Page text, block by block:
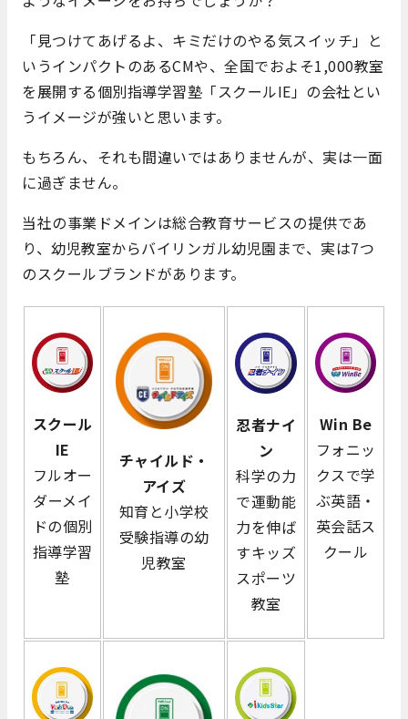
「見つけてあげるよ、キミだけのやる気スイッチ」と
いうインパクトのあるCMや、全国でおよそ1,000教室
を展開する個別指導学習塾「スクールIE」の会社とい
うイメージが強いと思います。
もちろん、それも間違いではありませんが、実は一面
に過ぎません。
当社の事業ドメインは総合教育サービスの提供であ
り、幼児教室からバイリンガル幼児園まで、実は7つ
のスクールブランドがあります。
スクール
IE
フルオー
ダーメイ
ドの個別
指導学習
塾
チャイルド・
アイズ
知育と小学校
受験指導の幼
児教室
忍者ナイ
ン
科学の力
で運動能
力を伸ば
すキッズ
スポーツ
教室
Win Be
フォニッ
クスで学
ぶ英語・
英会話ス
クール